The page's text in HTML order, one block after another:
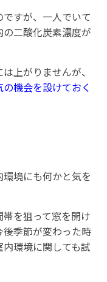
すが、一人でいて
二酸化炭素濃度が
上がりませんが、
機会を設けておく
境にも何かと気を
を狙って窓を開け
季節が変わった時
環境に関しても試